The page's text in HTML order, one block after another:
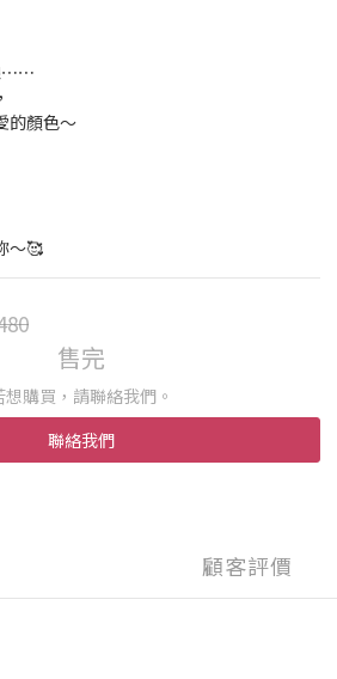
⋯⋯
的顏色～
～🥰
售完
想購買，請聯絡我們。
聯絡我們
顧客評價